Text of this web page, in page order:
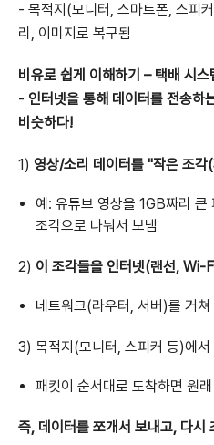
- 목적지(모니터, 스마트폰, 스피
리, 이미지로 복구됨
비유로 쉽게 이해하기 – 택배 시스
- 인터넷을 통해 데이터를 전송하
비슷하다!
1) 영상/소리 데이터를 "작은 조
예: 유튜브 영상을 1GB짜리
조각으로 나눠서 보냄
2) 이 조각들을 인터넷(랜선, Wi-
네트워크(라우터, 서버)를 거
3) 목적지(모니터, 스피커 등)에
패킷이 순서대로 도착하면 원
즉, 데이터를 쪼개서 보내고, 다시